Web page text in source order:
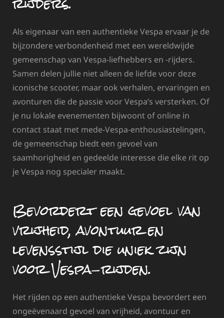
Als eigenaar van een authentieke Vespa ervaar je de
bijzondere verbondenheid met een wereldwijde
gemeenschap van Vespa-liefhebbers en -rijders.
Samen delen jullie niet alleen de liefde voor deze
iconische scooter, maar ook verhalen, ervaringen en
avonturen die de passie voor Vespa’s versterken. Of
je nu lokale evenementen bijwoont of online in
contact staat met mede-Vespa-enthousiastelingen,
de gemeenschap biedt een gevoel van
saamhorigheid en gedeelde interesse die elke rit op
je Vespa nog specialer maakt.
Bevordert een gevoel van
vrijheid, avontuur en
levensstijl die uniek zijn
voor Vespa-rijden.
Het rijden op een authentieke Vespa bevordert een
ongeëvenaard gevoel van vrijheid, avontuur en